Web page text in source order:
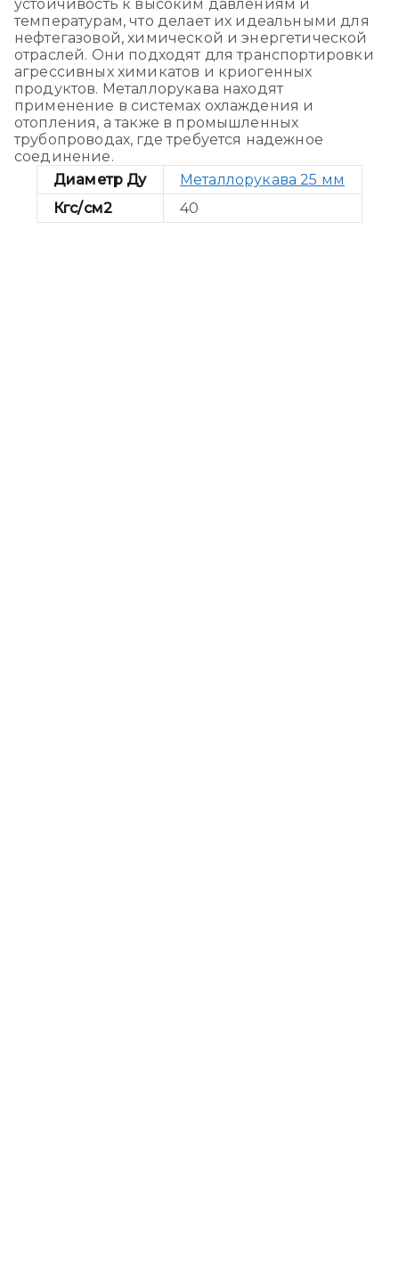
устойчивость к высоким давлениям и
температурам, что делает их идеальными для
нефтегазовой, химической и энергетической
отраслей. Они подходят для транспортировки
агрессивных химикатов и криогенных
продуктов. Металлорукава находят
применение в системах охлаждения и
отопления, а также в промышленных
трубопроводах, где требуется надежное
соединение.
Диаметр Ду
Металлорукава 25 мм
Кгс/см2
40